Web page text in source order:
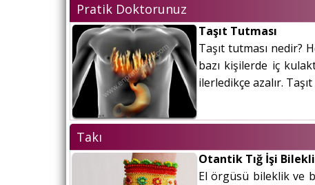
Pratik Doktorunuz
Taşıt Tutması
Taşıt tutması nedir?
bazı kişilerde iç
ilerledikçe azalır.
Takı
Otantik Tığ İşi
El örgüsü bileklik ve